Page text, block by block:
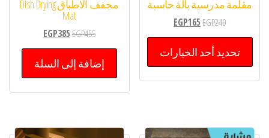
مقلمة مدرسية بألة حاسبة
EGP240
EGP165
تحديد أحد الخيارات
مجفف الاطباق Dish Drying
Mat
EGP455
EGP385
إضافة إلى السلة